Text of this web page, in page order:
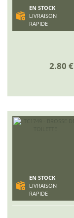
EN STOCK
LIVRAISON
RAPIDE
2.80 €
EN STOCK
LIVRAISON
RAPIDE